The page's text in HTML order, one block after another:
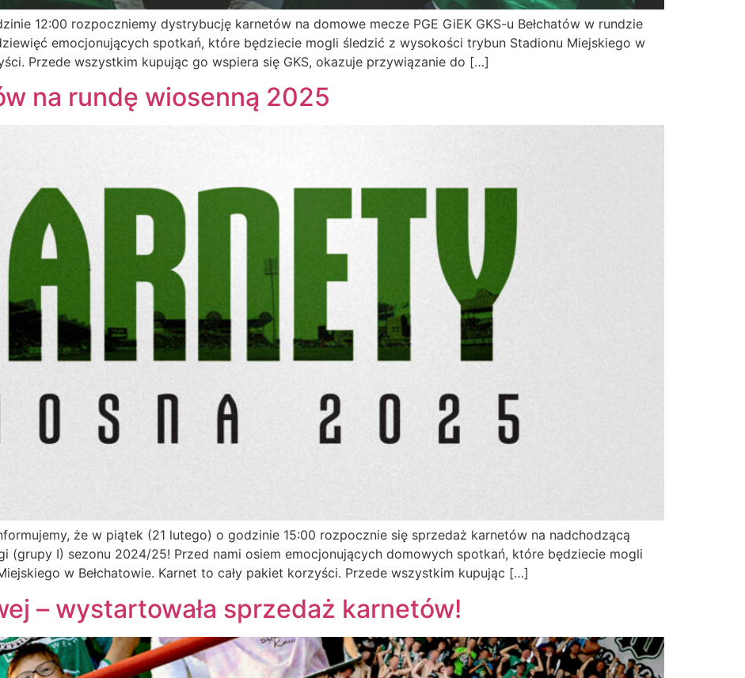
12:00 rozpoczniemy dystrybucję karnetów na domowe mecze PGE GiEK GKS-u Bełchatów w rundzie
emocjonujących spotkań, które będziecie mogli śledzić z wysokości trybun Stadionu Miejskiego w
Przede wszystkim kupując go wspiera się GKS, okazuje przywiązanie do […]
na rundę wiosenną 2025
że w piątek (21 lutego) o godzinie 15:00 rozpocznie się sprzedaż karnetów na nadchodzącą
(grupy I) sezonu 2024/25! Przed nami osiem emocjonujących domowych spotkań, które będziecie mogli
w Bełchatowie. Karnet to cały pakiet korzyści. Przede wszystkim kupując […]
– wystartowała sprzedaż karnetów!